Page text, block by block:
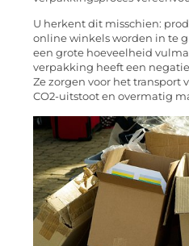
U herkent dit misschien:
online winkels worden in te
een grote hoeveelheid
verpakking heeft een
Ze zorgen voor het transport
CO2-uitstoot en overmatig